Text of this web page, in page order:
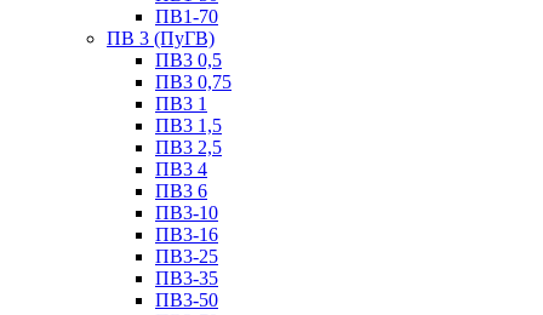
ПВ1-70
ПВ 3 (ПуГВ)
ПВ3 0,5
ПВ3 0,75
ПВ3 1
ПВ3 1,5
ПВ3 2,5
ПВ3 4
ПВ3 6
ПВ3-10
ПВ3-16
ПВ3-25
ПВ3-35
ПВ3-50